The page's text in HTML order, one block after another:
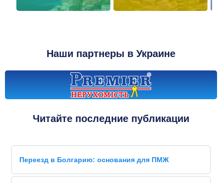
Наши партнеры в Украине
Читайте последние публикации
Переезд в Болгарию: основания для ПМЖ